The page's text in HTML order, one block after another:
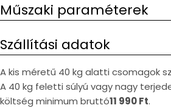
Műszaki paraméterek
Szállítási adatok
A kis méretű 40 kg alatti csomagok
A 40 kg feletti súlyú vagy nagy
költség minimum bruttó11 990 Ft.